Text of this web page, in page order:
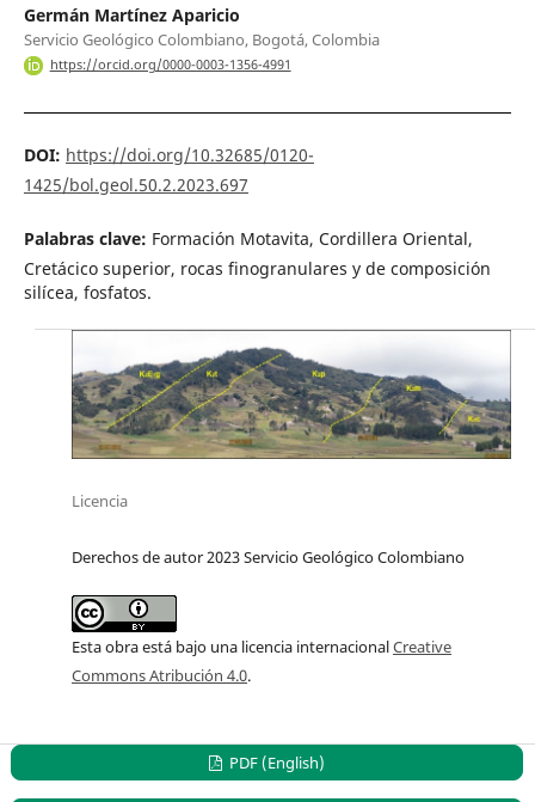
Germán Martínez Aparicio
Servicio Geológico Colombiano, Bogotá, Colombia
https://orcid.org/0000-0003-1356-4991
DOI: https://doi.org/10.32685/0120-
1425/bol.geol.50.2.2023.697
Palabras clave: Formación Motavita, Cordillera Oriental,
Cretácico superior, rocas finogranulares y de composición
silícea, fosfatos.
Licencia
Derechos de autor 2023 Servicio Geológico Colombiano
Esta obra está bajo una licencia internacionalCreative
Commons Atribución 4.0.
PDF (English)